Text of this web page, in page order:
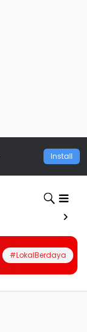
Install
#LokalBerdaya